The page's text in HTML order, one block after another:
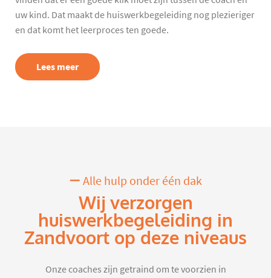
uw kind. Dat maakt de huiswerkbegeleiding nog plezieriger
en dat komt het leerproces ten goede.
Lees meer
Alle hulp onder één dak
Wij verzorgen
huiswerkbegeleiding in
Zandvoort op deze niveaus
Onze coaches zijn getraind om te voorzien in